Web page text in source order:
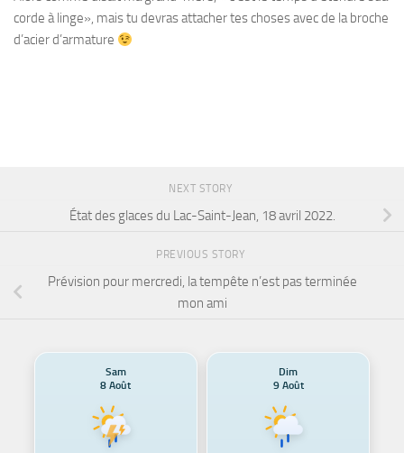
corde à linge», mais tu devras attacher tes choses avec de la broche
d’acier d’armature
NEXT STORY
État des glaces du Lac-Saint-Jean, 18 avril 2022.
PREVIOUS STORY
Prévision pour mercredi, la tempête n’est pas terminée
mon ami
Sam
8 Août
Dim
9 Août